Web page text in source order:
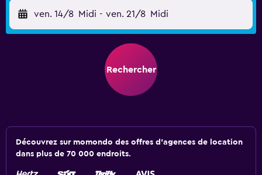
ven. 14/8 Midi - ven. 21/8 Midi
Rechercher
Découvrez sur momondo des offres d'agences de location
dans plus de 70 000 endroits.